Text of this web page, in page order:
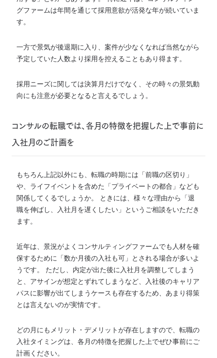
グファームは年間を通じて採用意欲が活発な年が続いていま
す。
一方で景気が後退期に入り、案件が少なくなれば当然ながら
予定していた人数より採用を控えることもあり得ます。
採用ニーズに関しては決算月だけでなく、その時々の景気動
向にも注意が必要となると言えるでしょう。
コンサルの転職では、各月の特徴を把握した上で事前に
入社月のご計画を
もちろん上記以外にも、転職の時期には「前職の区切り」
や、ライフイベントを含めた「プライベートの都合」なども
関係してくるでしょうか。 ときには、様々な理由から「退
職を伸ばし、入社月を遅くしたい」というご相談をいただき
ます。
近年は、景況がよくコンサルティングファームでも人材を確
保するために「数か月後の入社も可」とされる場合が多いよ
うです。 ただし、内定が出た後に入社月を調整してしまう
と、アサインが想定とずれてしまうなど、入社後のキャリア
パスに影響が出てしまうケースも存在するため、あまり得策
とは言えないのが実情です。
どの月にもメリット・デメリットが存在しますので、転職の
入社タイミングは、各月の特徴を把握した上でぜひ事前にご
計画ください。